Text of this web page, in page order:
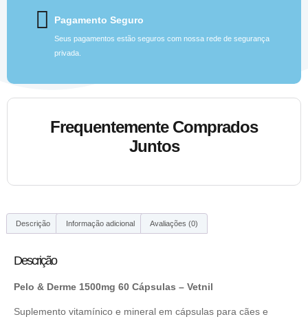
Pagamento Seguro
Seus pagamentos estão seguros com nossa rede de segurança
privada.
Frequentemente Comprados
Juntos
Descrição Informação adicional Avaliações (0)
Descrição
Pelo & Derme 1500mg 60 Cápsulas – Vetnil
Suplemento vitamínico e mineral em cápsulas para cães e